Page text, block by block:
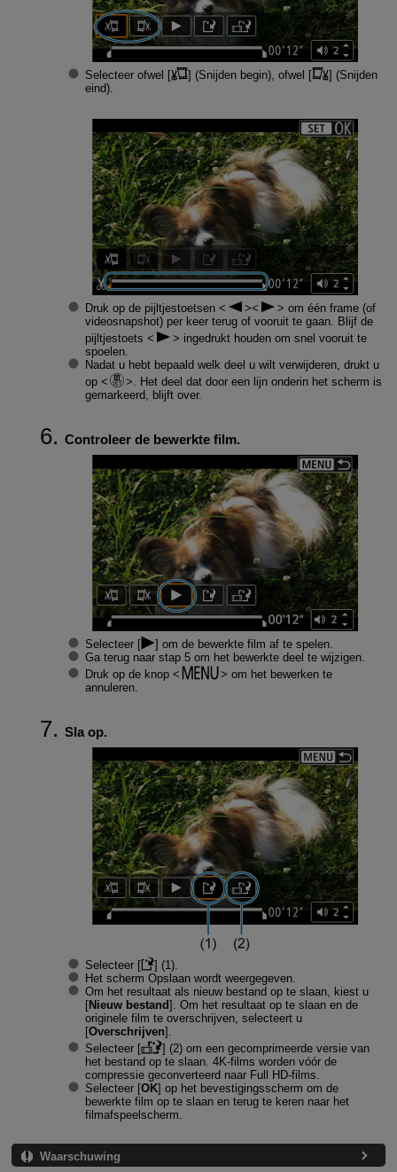
Selecteer ofwel [ ] (Snijden begin), ofwel [ ] (Snijden
eind).
Druk op de pijltjestoetsen
om één frame (of
videosnapshot) per keer terug of vooruit te gaan. Blijf de
pijltjestoets
ingedrukt houden om snel vooruit te
spoelen.
Nadat u hebt bepaald welk deel u wilt verwijderen, drukt u
op
. Het deel dat door een lijn onderin het scherm is
gemarkeerd, blijft over.
Controleer de bewerkte film.
Selecteer [
] om de bewerkte film af te spelen.
Ga terug naar stap 5 om het bewerkte deel te wijzigen.
Druk op de knop
om het bewerken te
annuleren.
Sla op.
Selecteer [
] (1).
Het scherm Opslaan wordt weergegeven.
Om het resultaat als nieuw bestand op te slaan, kiest u
[Nieuw bestand]. Om het resultaat op te slaan en de
originele film te overschrijven, selecteert u
[Overschrijven].
Selecteer [
] (2) om een gecomprimeerde versie van
het bestand op te slaan. 4K-films worden vóór de
compressie geconverteerd naar Full HD-films.
Selecteer [OK] op het bevestigingsscherm om de
bewerkte film op te slaan en terug te keren naar het
filmafspeelscherm.
Waarschuwing